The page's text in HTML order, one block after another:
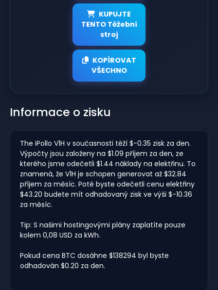
KUPUJTE
TENTO Těžební
stroj
KOPÍROVAT
VŠECHNO
Informace o zisku
The iPollo V1H v současnosti těží $-0.35 zisk za den.
Výpočty jsou založeny na $1.09 příjem za den, ze
kterého jsme odečetli $1.44 náklady na elektřinu. To
znamená, že V1H je schopen generovat až $32.84
příjem za měsíc. Poté byste odečetli cenu elektřiny
$43.20 budete mít odhadovaný zisk ve výši $-10.36
za měsíc.
Tip: S našimi hostingovými plány zaplatíte pouze
kolem 0,08 USD za kWh.
Pokud cena BTC dosáhne $138294 byl byste
odhadován $0.20 za den.